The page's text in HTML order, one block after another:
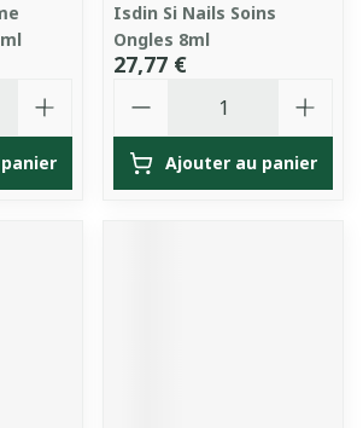
Isdin Si Nails Soins
Ongles 8ml
27,77 €
Ajouter au panier